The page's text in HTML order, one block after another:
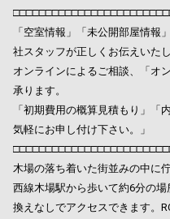
「空室情報」「未公開部屋情報
社スタッフが正しくお伝えいたし
オンラインによるご相談、「オ
承ります。
「初期費用の概算見積もり」「
気軽にお申し付け下さい。」
木場の落ち着いた街並みの中に
西線木場駅から歩いて約6分の
換えなしでアクセスできます。